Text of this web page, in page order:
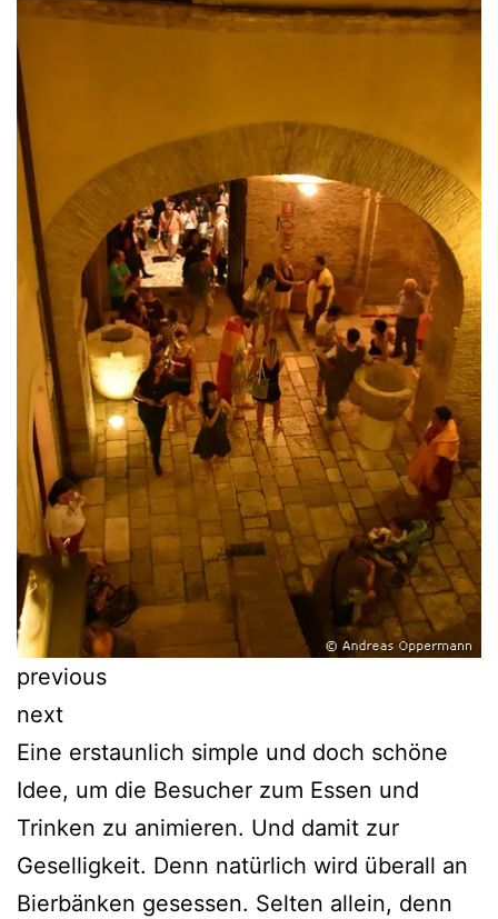
previous
next
Eine erstaunlich simple und doch schöne
Idee, um die Besucher zum Essen und
Trinken zu animieren. Und damit zur
Geselligkeit. Denn natürlich wird überall an
Bierbänken gesessen. Selten allein, denn